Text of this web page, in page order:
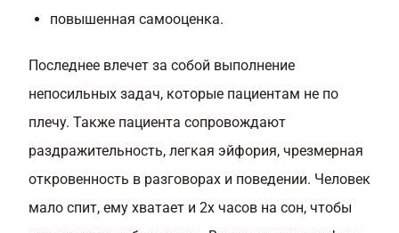
повышенная самооценка.
Последнее влечет за собой выполнение
непосильных задач, которые пациентам не по
плечу. Также пациента сопровождают
раздражительность, легкая эйфория, чрезмерная
откровенность в разговорах и поведении. Человек
мало спит, ему хватает и 2х часов на сон, чтобы